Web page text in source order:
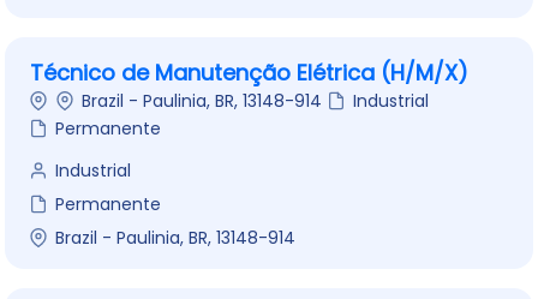
Técnico de Manutenção Elétrica (H/M/X)
Brazil - Paulinia, BR, 13148-914
Industrial
Permanente
Brazil - Paulinia, BR, 13148-914
Industrial
Permanente